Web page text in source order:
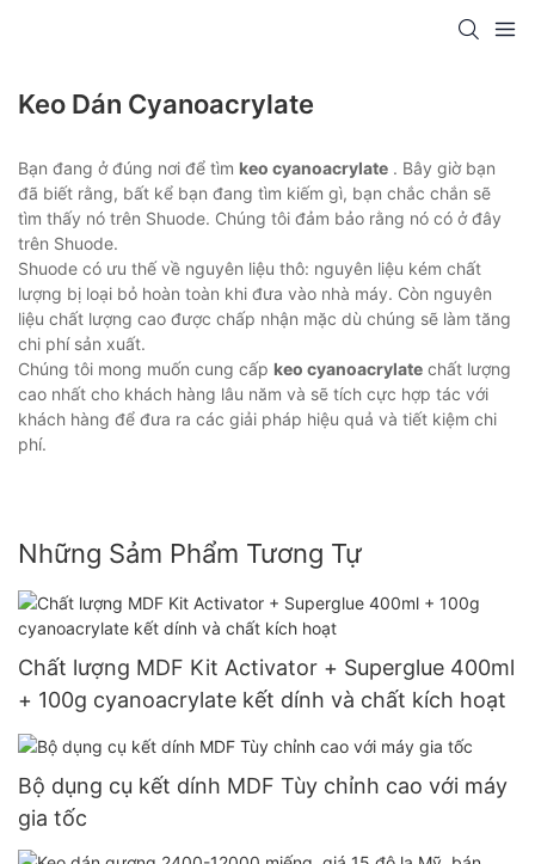
Keo Dán Cyanoacrylate
Bạn đang ở đúng nơi để tìm keo cyanoacrylate . Bây giờ bạn
đã biết rằng, bất kể bạn đang tìm kiếm gì, bạn chắc chắn sẽ
tìm thấy nó trên Shuode. Chúng tôi đảm bảo rằng nó có ở đây
trên Shuode.
Shuode có ưu thế về nguyên liệu thô: nguyên liệu kém chất
lượng bị loại bỏ hoàn toàn khi đưa vào nhà máy. Còn nguyên
liệu chất lượng cao được chấp nhận mặc dù chúng sẽ làm tăng
chi phí sản xuất.
Chúng tôi mong muốn cung cấp keo cyanoacrylate chất lượng
cao nhất cho khách hàng lâu năm và sẽ tích cực hợp tác với
khách hàng để đưa ra các giải pháp hiệu quả và tiết kiệm chi
phí.
Những Sảm Phẩm Tương Tự
Chất lượng MDF Kit Activator + Superglue 400ml
+ 100g cyanoacrylate kết dính và chất kích hoạt
Bộ dụng cụ kết dính MDF Tùy chỉnh cao với máy
gia tốc